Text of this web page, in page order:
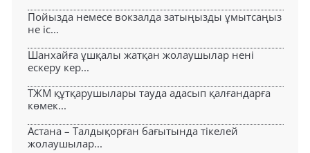
Пойызда немесе вокзалда затыңызды ұмытсаңыз
не іс...
Шанхайға ұшқалы жатқан жолаушылар нені
ескеру кер...
ТЖМ құтқарушылары тауда адасып қалғандарға
көмек...
Астана – Талдықорған бағытында тікелей
жолаушылар...